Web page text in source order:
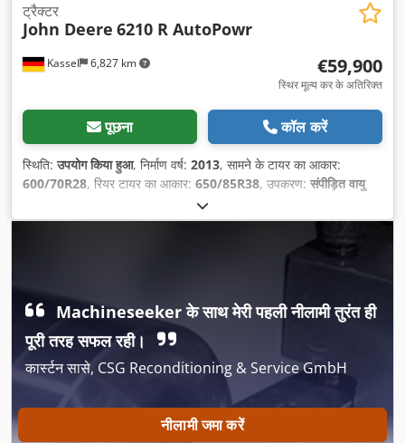
Kassel 6,827 km
ट्रैक्टर
John Deere 6210 R AutoPowr
€59,900
स्थिर मूल्य कर के अतिरिक्त
पूछना कॉल करें
स्थिति:उपयोग किया हुआ, निर्माण वर्ष: 2013, सामने के टायर का आकार:
600/70R28, रियर टायर का आकार: 650/85R38, उपकरण: संपीड़ित वायु
Machineseeker के साथ मेरी पहली नीलामी तुरंत ही
पूरी तरह सफल रही।
कार्स्टन सासे, CSG Reconditioning & Service GmbH
नीलामी जमा करें